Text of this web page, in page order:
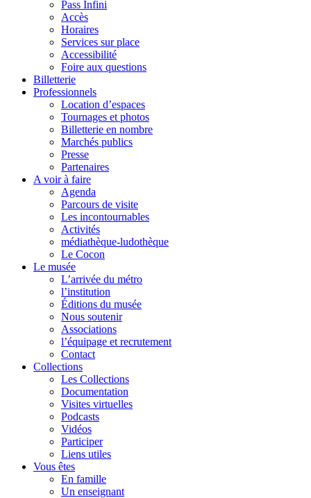
Pass Infini
Accès
Horaires
Services sur place
Accessibilité
Foire aux questions
Billetterie
Professionnels
Location d’espaces
Tournages et photos
Billetterie en nombre
Marchés publics
Presse
Partenaires
A voir à faire
Agenda
Parcours de visite
Les incontournables
Activités
médiathèque-ludothèque
Le Cocon
Le musée
L’arrivée du métro
l’institution
Éditions du musée
Nous soutenir
Associations
l’équipage et recrutement
Contact
Collections
Les Collections
Documentation
Visites virtuelles
Podcasts
Vidéos
Participer
Liens utiles
Vous êtes
En famille
Un enseignant